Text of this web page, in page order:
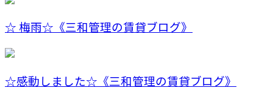
☆ 梅雨☆《三和管理の賃貸ブログ》
☆感動しました☆《三和管理の賃貸ブログ》